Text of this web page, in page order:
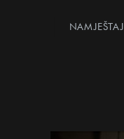
NAMJEŠTAJ